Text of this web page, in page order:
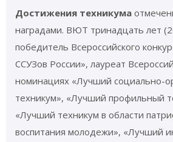
Достижения техникума
наградами. ВЮТ тринадцать лет
победитель Всероссийского
ССУЗов России», лауреат
номинациях «Лучший социально-
техникум», «Лучший профильный
«Лучший техникум в области
воспитания молодежи», «Лучший